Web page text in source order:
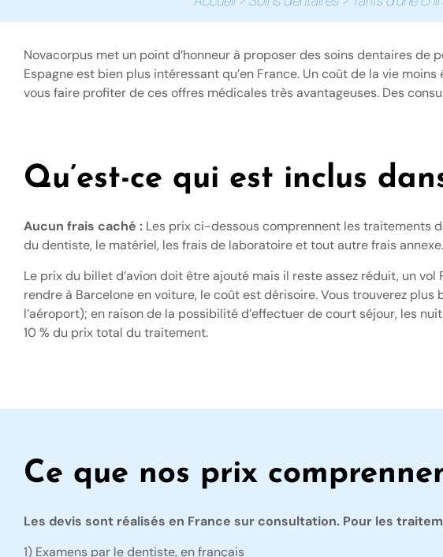
Novacorpus met un point d’honneur à proposer des soins dentaires
Espagne est bien plus intéressant qu’en France. Un coût de la vie
vous faire profiter de ces offres médicales très avantageuses. Des
Qu’est-ce qui est inclus
Aucun frais caché : Les prix ci-dessous comprennent les traitements
du dentiste, le matériel, les frais de laboratoire et tout autre frais
Le prix du billet d’avion doit être ajouté mais il reste assez réduit, un
rendre à Barcelone en voiture, le coût est dérisoire. Vous trouverez
l’aéroport); en raison de la possibilité d’effectuer de court séjour, les
10 % du prix total du traitement.
Ce que nos prix
Les devis sont réalisés en France sur consultation. Pour les
1) Examens par le dentiste, en français